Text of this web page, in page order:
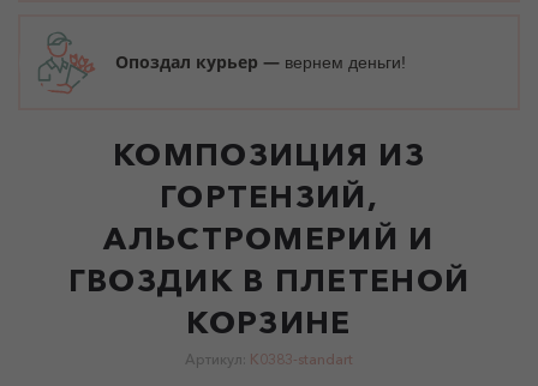
Опоздал курьер — вернем деньги!
КОМПОЗИЦИЯ ИЗ
ГОРТЕНЗИЙ,
АЛЬСТРОМЕРИЙ И
ГВОЗДИК В ПЛЕТЕНОЙ
КОРЗИНЕ
Артикул: K0383-standart